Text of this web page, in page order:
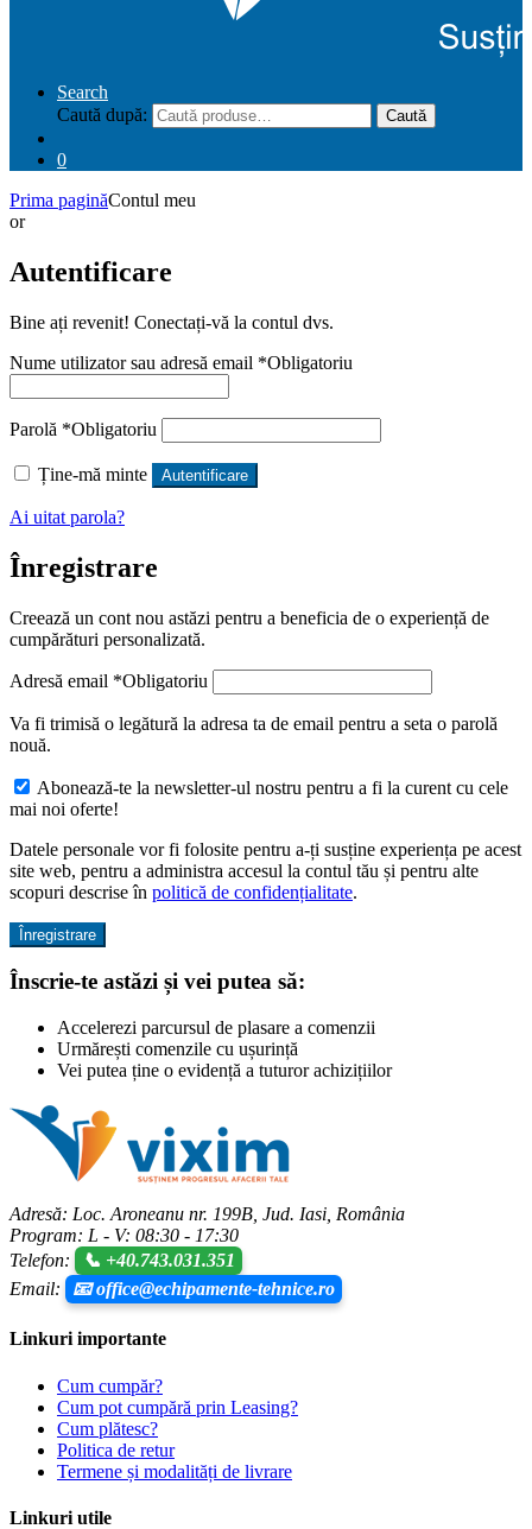
Search
Caută după:
Caută
0
Prima paginăContul meu
or
Autentificare
Bine ați revenit! Conectați-vă la contul dvs.
Nume utilizator sau adresă email *Obligatoriu
Parolă *Obligatoriu
Ține-mă minte Autentificare
Ai uitat parola?
Înregistrare
Creează un cont nou astăzi pentru a beneficia de o experiență de
cumpărături personalizată.
Adresă email *Obligatoriu
Va fi trimisă o legătură la adresa ta de email pentru a seta o parolă
nouă.
Abonează-te la newsletter-ul nostru pentru a fi la curent cu cele
mai noi oferte!
Datele personale vor fi folosite pentru a-ți susține experiența pe acest
site web, pentru a administra accesul la contul tău și pentru alte
scopuri descrise în politică de confidențialitate.
Înregistrare
Înscrie-te astăzi și vei putea să:
Accelerezi parcursul de plasare a comenzii
Urmărești comenzile cu ușurință
Vei putea ține o evidență a tuturor achizițiilor
Adresă: Loc. Aroneanu nr. 199B, Jud. Iasi, România
Program: L - V: 08:30 - 17:30
Telefon:
📞 +40.743.031.351
Email:
📧 office@echipamente-tehnice.ro
Linkuri importante
Cum cumpăr?
Cum pot cumpără prin Leasing?
Cum plătesc?
Politica de retur
Termene și modalități de livrare
Linkuri utile